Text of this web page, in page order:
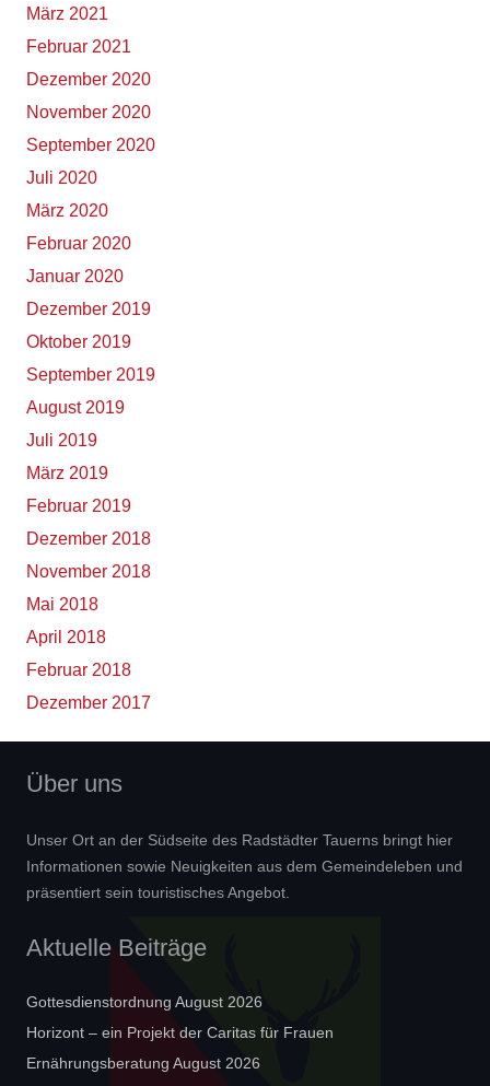
März 2021
Februar 2021
Dezember 2020
November 2020
September 2020
Juli 2020
März 2020
Februar 2020
Januar 2020
Dezember 2019
Oktober 2019
September 2019
August 2019
Juli 2019
März 2019
Februar 2019
Dezember 2018
November 2018
Mai 2018
April 2018
Februar 2018
Dezember 2017
Über uns
Unser Ort an der Südseite des Radstädter Tauerns bringt hier
Informationen sowie Neuigkeiten aus dem Gemeindeleben und
präsentiert sein touristisches Angebot.
Aktuelle Beiträge
Gottesdienstordnung August 2026
Horizont – ein Projekt der Caritas für Frauen
Ernährungsberatung August 2026